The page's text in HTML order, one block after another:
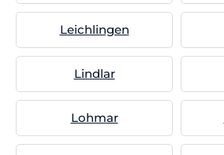
Leichlingen
Lindlar
Lohmar